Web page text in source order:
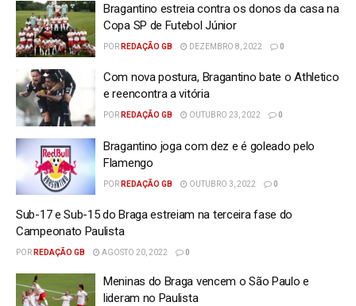
Bragantino estreia contra os donos da casa na
Copa SP de Futebol Júnior
POR REDAÇÃO GB DEZEMBRO 8, 2022 0
Com nova postura, Bragantino bate o Athletico
e reencontra a vitória
POR REDAÇÃO GB OUTUBRO 23, 2022 0
Bragantino joga com dez e é goleado pelo
Flamengo
POR REDAÇÃO GB OUTUBRO 3, 2022 0
Sub-17 e Sub-15 do Braga estreiam na terceira fase do
Campeonato Paulista
POR REDAÇÃO GB AGOSTO 20, 2022 0
Meninas do Braga vencem o São Paulo e
lideram no Paulista